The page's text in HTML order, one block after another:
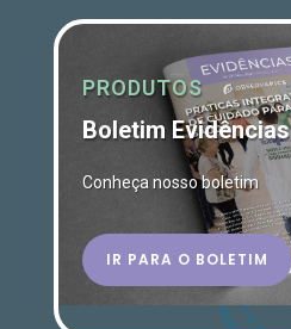
PRODUTOS
Boletim Evidências
Conheça nosso boletim
IR PARA O BOLETIM